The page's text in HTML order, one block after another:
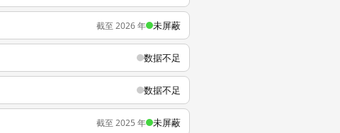
截至 2026 年 未屏蔽
数据不足
数据不足
截至 2025 年 未屏蔽